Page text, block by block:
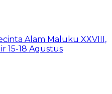
Alam Maluku XXVIII,
15-18 Agustus